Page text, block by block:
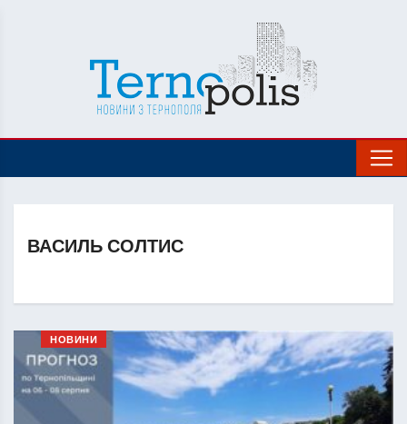
ВАСИЛЬ СОЛТИС
НОВИНИ